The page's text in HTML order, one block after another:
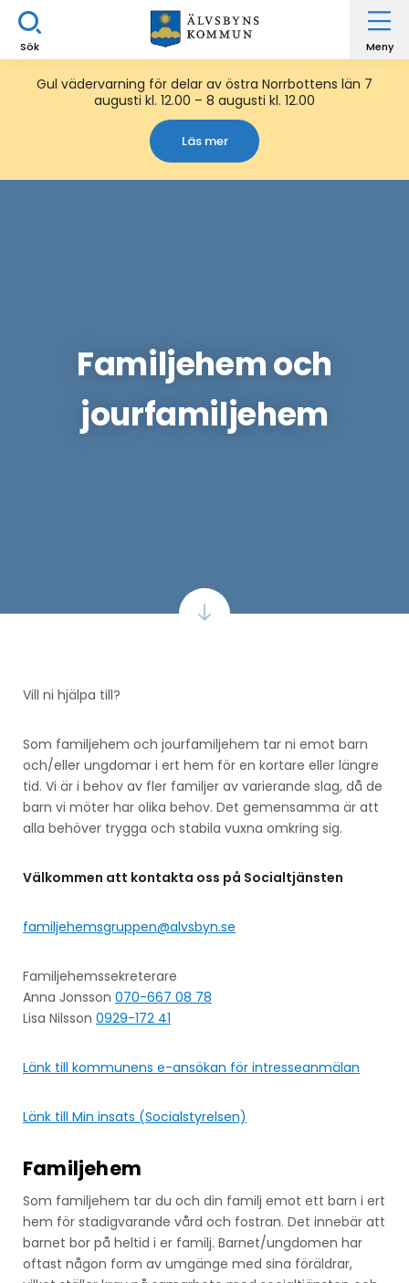
Sök Meny
Gul vädervarning för delar av östra Norrbottens län 7
augusti kl. 12.00 – 8 augusti kl. 12.00
Läs mer
Familjehem och
jourfamiljehem
Vill ni hjälpa till?
Som familjehem och jourfamiljehem tar ni emot barn
och/eller ungdomar i ert hem för en kortare eller längre
tid. Vi är i behov av fler familjer av varierande slag, då de
barn vi möter har olika behov. Det gemensamma är att
alla behöver trygga och stabila vuxna omkring sig.
Välkommen att kontakta oss på Socialtjänsten
familjehemsgruppen@alvsbyn.se
Familjehemssekreterare
Anna Jonsson 070-667 08 78
Lisa Nilsson 0929-172 41
Länk till kommunens e-ansökan för intresseanmälan
Länk till Min insats (Socialstyrelsen)
Familjehem
Som familjehem tar du och din familj emot ett barn i ert
hem för stadigvarande vård och fostran. Det innebär att
barnet bor på heltid i er familj. Barnet/ungdomen har
oftast någon form av umgänge med sina föräldrar,